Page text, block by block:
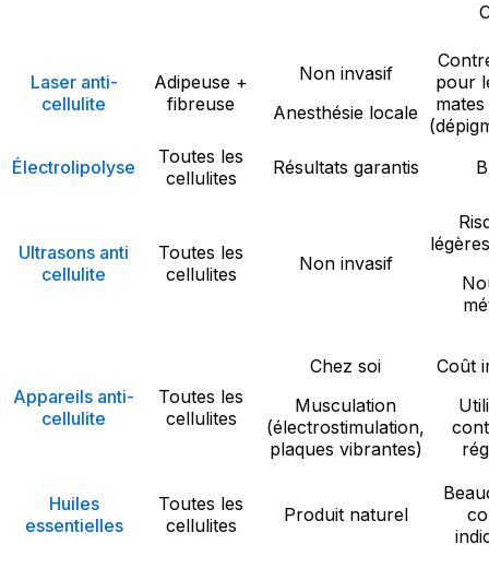
Laser anti-
cellulite
Adipeuse +
fibreuse
Non invasif
Anesthésie locale
pour
Électrolipolyse
Toutes les
cellulites
Résultats garantis
Ultrasons anti
cellulite
Toutes les
cellulites
Non invasif
Appareils anti-
cellulite
Toutes les
cellulites
Chez soi
Musculation
(électrostimulation,
plaques vibrantes)
Coût
Huiles
essentielles
Toutes les
cellulites
Produit naturel